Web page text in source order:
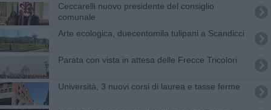
Ceccarelli nuovo presidente del consiglio
comunale
Arte ecologica, duecentomila tulipani a Scandicci
Parata con vista in attesa delle Frecce Tricolori
Università, 3 nuovi corsi di laurea e tasse ferme